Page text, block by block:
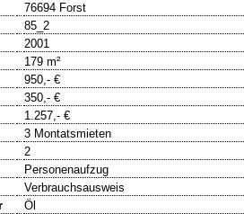
76694 Forst
85_2
2001
179 m²
950,- €
350,- €
1.257,- €
3 Montatsmieten
2
Personenaufzug
Verbrauchsausweis
Öl